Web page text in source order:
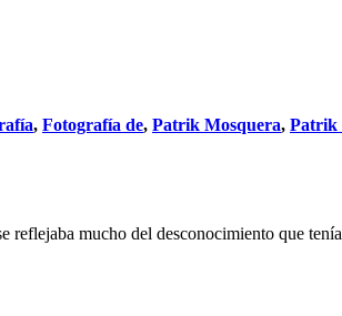
, Fotografía de, Patrik Mosquera, Patrik
mucho del desconocimiento que